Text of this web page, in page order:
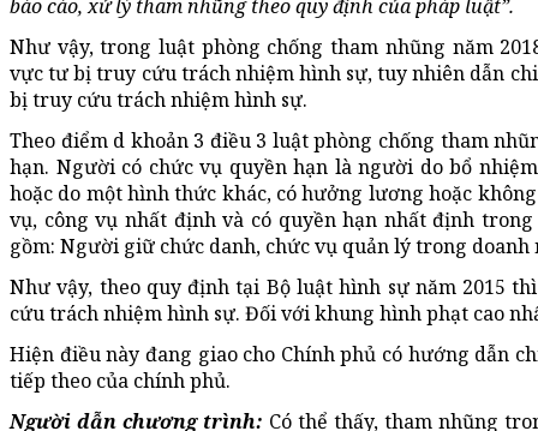
báo cáo, xử lý tham nhũng theo quy định của pháp luật”.
Như vậy, trong luật phòng chống tham nhũng năm
vực tư bị truy cứu trách nhiệm hình sự, tuy nhiên dẫn
bị truy cứu trách nhiệm hình sự.
Theo điểm d khoản 3 điều 3 luật phòng chống tham
hạn. Người có chức vụ quyền hạn là người do bổ
hoặc do một hình thức khác, có hưởng lương hoặc
vụ, công vụ nhất định và có quyền hạn nhất định
gồm: Người giữ chức danh, chức vụ quản lý trong doanh
Như vậy, theo quy định tại Bộ luật hình sự năm 2015
cứu trách nhiệm hình sự. Đối với khung hình phạt cao
Hiện điều này đang giao cho Chính phủ có hướng dẫn
tiếp theo của chính phủ.
Người dẫn chương trình: Có thể thấy, tham nhũng